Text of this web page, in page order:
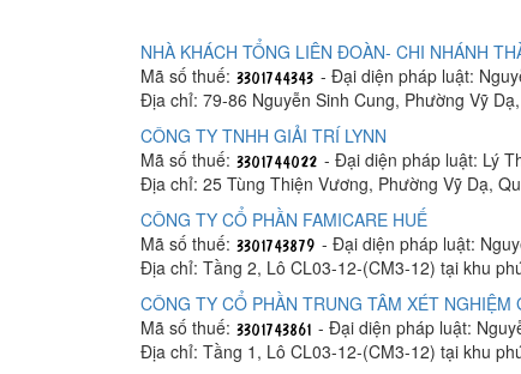
NHÀ KHÁCH TỔNG LIÊN ĐOÀN- CHI NHÁNH
Mã số thuế:
- Đại diện pháp luật:
Địa chỉ: 79-86 Nguyễn Sinh Cung, Phường Vỹ
CÔNG TY TNHH GIẢI TRÍ LYNN
Mã số thuế:
- Đại diện pháp luật: Lý
Địa chỉ: 25 Tùng Thiện Vương, Phường Vỹ Dạ,
CÔNG TY CỔ PHẦN FAMICARE HUẾ
Mã số thuế:
- Đại diện pháp luật:
Địa chỉ: Tầng 2, Lô CL03-12-(CM3-12) tại khu
CÔNG TY CỔ PHẦN TRUNG TÂM XÉT NGHIỆM
Mã số thuế:
- Đại diện pháp luật:
Địa chỉ: Tầng 1, Lô CL03-12-(CM3-12) tại khu